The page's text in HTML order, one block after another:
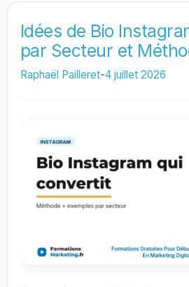
Idées de Bio
par Secteur et
Raphaël Pailleret-4 juillet 2026